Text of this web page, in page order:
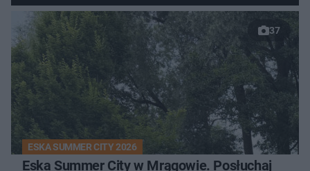
37
ESKA SUMMER CITY 2026
Eska Summer City w Mrągowie. Posłuchaj